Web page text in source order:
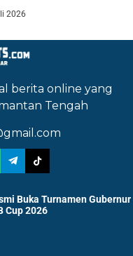
2026
berita online yang
Tengah
Buka Turnamen Gubernur
Cup 2026